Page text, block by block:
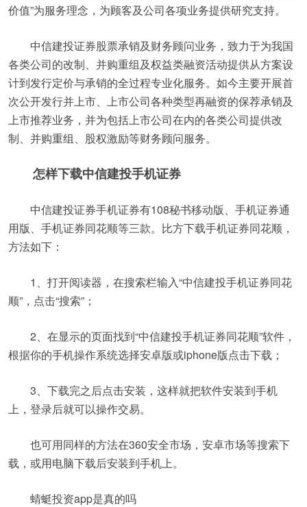
价值”为服务理念，为顾客及公司各项业务提供研究支持。
中信建投证券股票承销及财务顾问业务，致力于为我国
各类公司的改制、并购重组及权益类融资活动提供从方案设
计到发行定价与承销的全过程专业化服务。如今主要开展首
次公开发行并上市、上市公司各种类型再融资的保荐承销及
上市推荐业务，并为包括上市公司在内的各类公司提供改
制、并购重组、股权激励等财务顾问服务。
怎样下载中信建投手机证券
中信建投证券手机证券有108秘书移动版、手机证券通
用版、手机证券同花顺等三款。比方下载手机证券同花顺，
方法如下：
1、打开阅读器，在搜索栏输入“中信建投手机证券同花
顺”，点击“搜索”；
2、在显示的页面找到“中信建投手机证券同花顺”软件，
根据你的手机操作系统选择安卓版或iphone版点击下载；
3、下载完之后点击安装，这样就把软件安装到手机
上，登录后就可以操作交易。
也可用同样的方法在360安全市场，安卓市场等搜索下
载，或用电脑下载后安装到手机上。
蜻蜓投资app是真的吗